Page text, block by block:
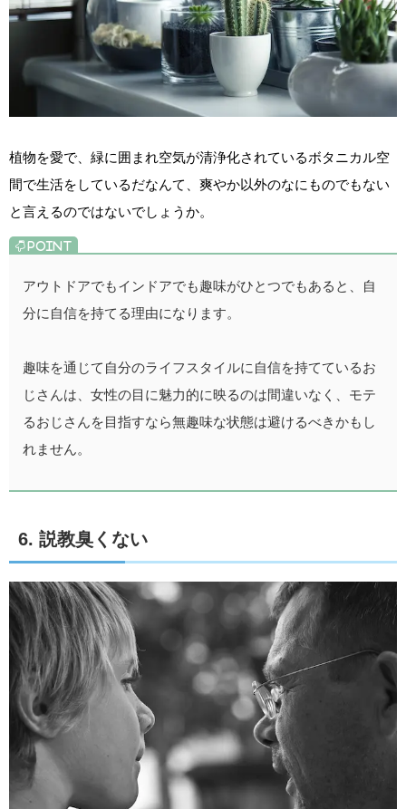
植物を愛で、緑に囲まれ空気が清浄化されているボタニカル空
間で生活をしているだなんて、爽やか以外のなにものでもない
と言えるのではないでしょうか。
アウトドアでもインドアでも趣味がひとつでもあると、自
分に自信を持てる理由になります。
趣味を通じて自分のライフスタイルに自信を持てているお
じさんは、女性の目に魅力的に映るのは間違いなく、モテ
るおじさんを目指すなら無趣味な状態は避けるべきかもし
れません。
6. 説教臭くない